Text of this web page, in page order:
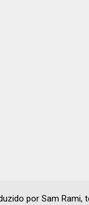
por Sam Rami,